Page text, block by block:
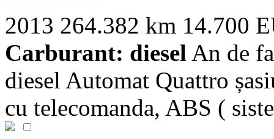
2013 264.382 km 14.700
Carburant: diesel An de
diesel Automat Quattro
cu telecomanda, ABS (